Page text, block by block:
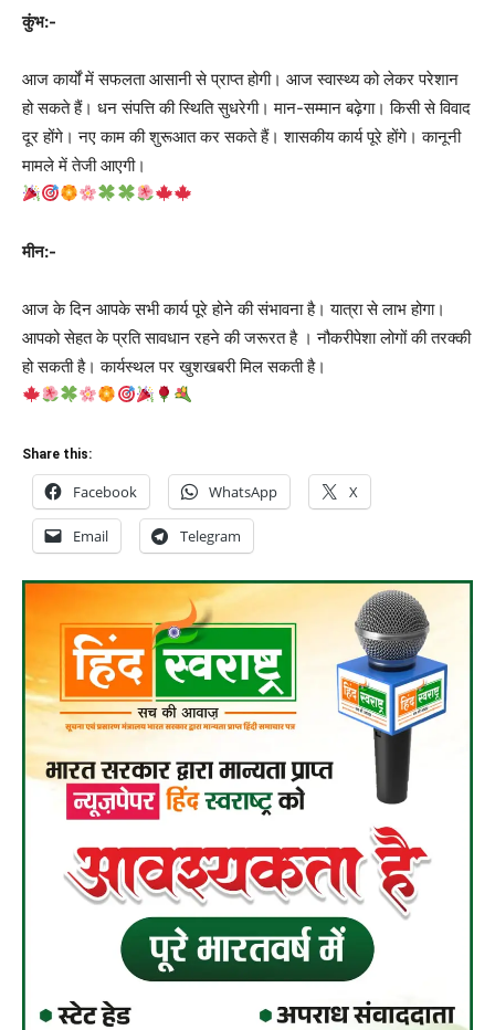
कुंभ:-
आज कार्यों में सफलता आसानी से प्राप्त होगी। आज स्वास्थ्य को लेकर परेशान
हो सकते हैं। धन संपत्ति की स्थिति सुधरेगी। मान-सम्मान बढ़ेगा। किसी से विवाद
दूर होंगे। नए काम की शुरूआत कर सकते हैं। शासकीय कार्य पूरे होंगे। कानूनी
मामले में तेजी आएगी।
मीन:-
आज के दिन आपके सभी कार्य पूरे होने की संभावना है। यात्रा से लाभ होगा।
आपको सेहत के प्रति सावधान रहने की जरूरत है । नौकरीपेशा लोगों की तरक्की
हो सकती है। कार्यस्थल पर खुशखबरी मिल सकती है।
Share this:
Facebook WhatsApp X
Email Telegram